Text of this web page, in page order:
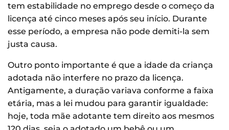
tem estabilidade no emprego desde o começo da
licença até cinco meses após seu início. Durante
esse período, a empresa não pode demiti-la sem
justa causa.
Outro ponto importante é que a idade da criança
adotada não interfere no prazo da licença.
Antigamente, a duração variava conforme a faixa
etária, mas a lei mudou para garantir igualdade:
hoje, toda mãe adotante tem direito aos mesmos